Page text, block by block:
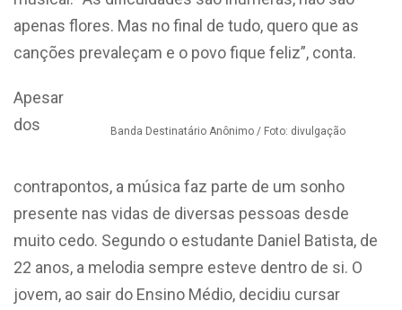
apenas flores. Mas no final de tudo, quero que as
canções prevaleçam e o povo fique feliz”, conta.
Banda Destinatário Anônimo / Foto: divulgação
Apesar
dos
contrapontos, a música faz parte de um sonho
presente nas vidas de diversas pessoas desde
muito cedo. Segundo o estudante Daniel Batista, de
22 anos, a melodia sempre esteve dentro de si. O
jovem, ao sair do Ensino Médio, decidiu cursar